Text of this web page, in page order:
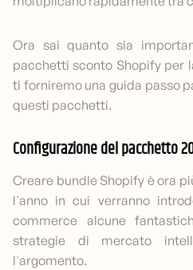
Ora sai quanto sia
pacchetti sconto Shopify per
ti forniremo una guida passo
questi pacchetti.
Configurazione del pacchetto
Creare bundle Shopify è ora
l'anno in cui verranno
commerce alcune
strategie di mercato
l'argomento.